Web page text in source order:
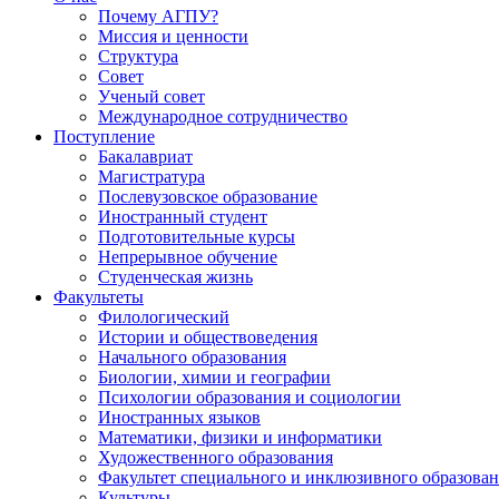
Почему АГПУ?
Миссия и ценности
Структура
Совет
Ученый совет
Международное сотрудничество
Поступление
Бакалавриат
Магистратура
Послевузовское образование
Иностранный студент
Подготовительные курсы
Непрерывное обучение
Студенческая жизнь
Факультеты
Филологический
Истории и обществоведения
Начального образования
Биологии, химии и географии
Психологии образования и социологии
Иностранных языков
Математики, физики и информатики
Художественного образования
Факультет специального и инклюзивного